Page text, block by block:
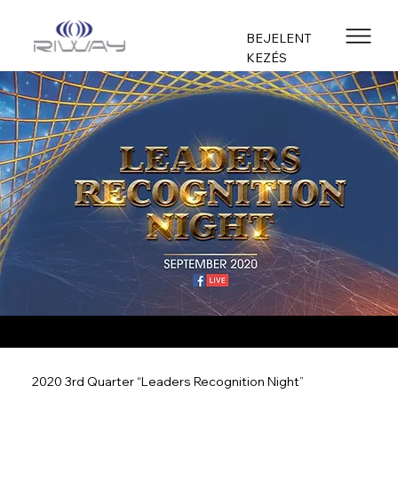
BEJELENT
KEZÉS
2020 3rd Quarter “Leaders Recognition Night”